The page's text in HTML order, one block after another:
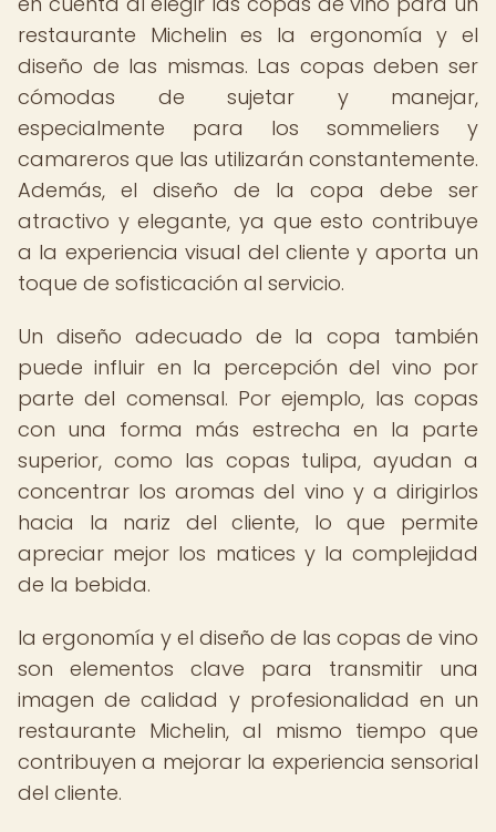
restaurante Michelin es la ergonomía y el
diseño de las mismas. Las copas deben ser
cómodas de sujetar y manejar,
especialmente para los sommeliers y
camareros que las utilizarán constantemente.
Además, el diseño de la copa debe ser
atractivo y elegante, ya que esto contribuye
a la experiencia visual del cliente y aporta un
toque de sofisticación al servicio.
Un diseño adecuado de la copa también
puede influir en la percepción del vino por
parte del comensal. Por ejemplo, las copas
con una forma más estrecha en la parte
superior, como las copas tulipa, ayudan a
concentrar los aromas del vino y a dirigirlos
hacia la nariz del cliente, lo que permite
apreciar mejor los matices y la complejidad
de la bebida.
la ergonomía y el diseño de las copas de vino
son elementos clave para transmitir una
imagen de calidad y profesionalidad en un
restaurante Michelin, al mismo tiempo que
contribuyen a mejorar la experiencia sensorial
del cliente.